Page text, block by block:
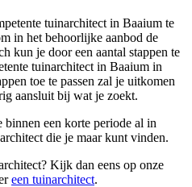
tuinarchitect in Baaium te
in het behoorlijke aanbod de
kun je door een aantal stappen te
tuinarchitect in Baaium in
toe te passen zal je uitkomen
aansluit bij wat je zoekt.
een korte periode al in
die je maar kunt vinden.
Kijk dan eens op onze
een tuinarchitect.